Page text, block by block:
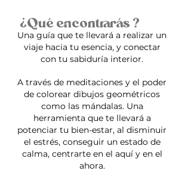
¿Qué encontrarás ?
Una guía que te llevará a realizar un
viaje hacia tu esencia, y conectar
con tu sabiduría interior.
A través de meditaciones y el poder
de colorear dibujos geométricos
como las mándalas. Una
herramienta que te llevará a
potenciar tu bien-estar, al disminuir
el estrés, conseguir un estado de
calma, centrarte en el aquí y en el
ahora.